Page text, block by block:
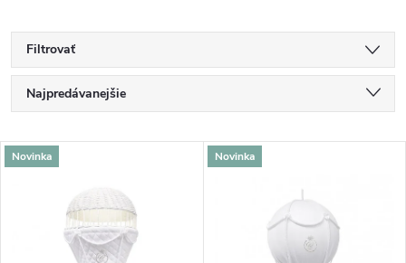
Filtrovať
R
a
Najpredávanejšie
Najdrahšie
Abecedne
V
Novinka Novinka